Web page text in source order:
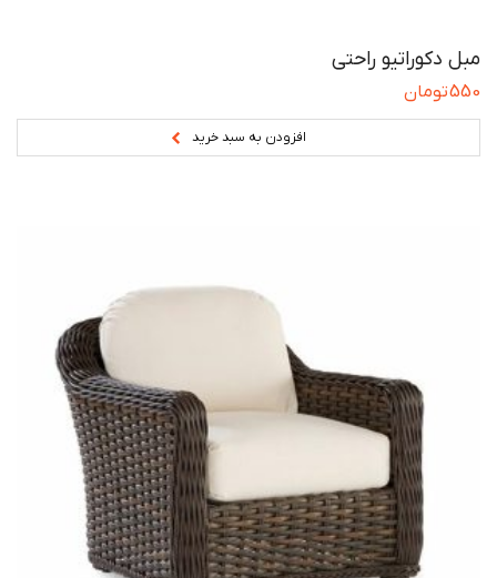
مبل دکوراتیو راحتی
550تومان
افزودن به سبد خرید